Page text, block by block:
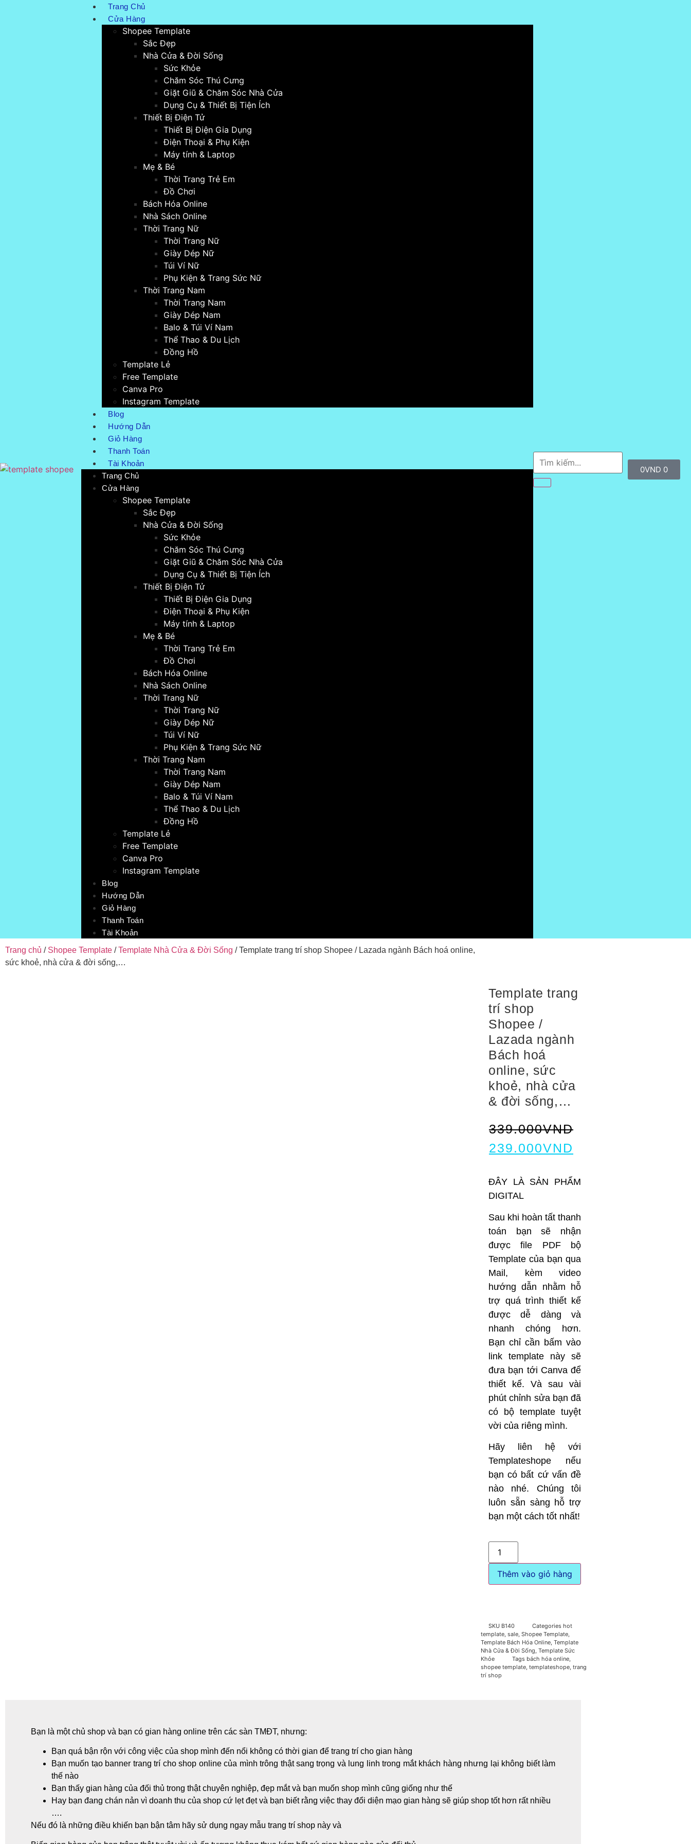
Trang Chủ
Cửa Hàng
Shopee Template
Sắc Đẹp
Nhà Cửa & Đời Sống
Sức Khỏe
Chăm Sóc Thú Cưng
Giặt Giũ & Chăm Sóc Nhà Cửa
Dụng Cụ & Thiết Bị Tiện Ích
Thiết Bị Điện Tử
Thiết Bị Điện Gia Dụng
Điện Thoại & Phụ Kiện
Máy tính & Laptop
Mẹ & Bé
Thời Trang Trẻ Em
Đồ Chơi
Bách Hóa Online
Nhà Sách Online
Thời Trang Nữ
Thời Trang Nữ
Giày Dép Nữ
Túi Ví Nữ
Phụ Kiện & Trang Sức Nữ
Thời Trang Nam
Thời Trang Nam
Giày Dép Nam
Balo & Túi Ví Nam
Thể Thao & Du Lịch
Đồng Hồ
Template Lẻ
Free Template
Canva Pro
Instagram Template
Blog
Hướng Dẫn
Giỏ Hàng
Thanh Toán
Tài Khoản
Trang Chủ
Cửa Hàng
Shopee Template
Sắc Đẹp
Nhà Cửa & Đời Sống
Sức Khỏe
Chăm Sóc Thú Cưng
Giặt Giũ & Chăm Sóc Nhà Cửa
Dụng Cụ & Thiết Bị Tiện Ích
Thiết Bị Điện Tử
Thiết Bị Điện Gia Dụng
Điện Thoại & Phụ Kiện
Máy tính & Laptop
Mẹ & Bé
Thời Trang Trẻ Em
Đồ Chơi
Bách Hóa Online
Nhà Sách Online
Thời Trang Nữ
Thời Trang Nữ
Giày Dép Nữ
Túi Ví Nữ
Phụ Kiện & Trang Sức Nữ
Thời Trang Nam
Thời Trang Nam
Giày Dép Nam
Balo & Túi Ví Nam
Thể Thao & Du Lịch
Đồng Hồ
Template Lẻ
Free Template
Canva Pro
Instagram Template
Blog
Hướng Dẫn
Giỏ Hàng
Thanh Toán
Tài Khoản
0VND 0
Trang chủ / Shopee Template /Template Nhà Cửa & Đời Sống / Template trang trí shop Shopee / Lazada ngành Bách hoá online,
sức khoẻ, nhà cửa & đời sống,…
Template trang
trí shop
Shopee /
Lazada ngành
Bách hoá
online, sức
khoẻ, nhà cửa
& đời sống,…
339.000VND
239.000VND
ĐÂY LÀ SẢN PHẨM
DIGITAL
Sau khi hoàn tất thanh
toán bạn sẽ nhận
được file PDF bộ
Template của bạn qua
Mail, kèm video
hướng dẫn nhằm hỗ
trợ quá trình thiết kế
được dễ dàng và
nhanh chóng hơn.
Bạn chỉ cần bấm vào
link template này sẽ
đưa bạn tới Canva để
thiết kế. Và sau vài
phút chỉnh sửa bạn đã
có bộ template tuyệt
vời của riêng mình.
Hãy liên hệ với
Templateshope nếu
bạn có bất cứ vấn đề
nào nhé. Chúng tôi
luôn sẵn sàng hỗ trợ
bạn một cách tốt nhất!
Thêm vào giỏ hàng
SKU B140 Categories hot
template, sale, Shopee Template,
Template Bách Hóa Online, Template
Nhà Cửa & Đời Sống Template Sức
Khỏe
Tags bách hóa online,
shopee template, templateshope, trang
trí shop
Bạn là một chủ shop và bạn có gian hàng online trên các sàn TMĐT, nhưng:
Bạn quá bận rộn với công việc của shop mình đến nổi không có thời gian để trang trí cho gian hàng
Bạn muốn tạo banner trang trí cho shop online của mình trông thật sang trọng và lung linh trong mắt khách hàng nhưng lại không biết làm
thế nào
Bạn thấy gian hàng của đối thủ trong thật chuyên nghiệp, đẹp mắt và bạn muốn shop mình cũng giống như thế
Hay bạn đang chán nản vì doanh thu của shop cứ lẹt đẹt và bạn biết rằng việc thay đổi diện mạo gian hàng sẽ giúp shop tốt hơn rất nhiều
….
Nếu đó là những điều khiến bạn bận tâm hãy sử dụng ngay mẫu trang trí shop này và